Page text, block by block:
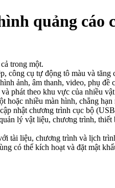
quảng cáo
trong một.
công cụ tự động tô màu và tăng
ảnh, âm thanh, video, phụ
phát theo khu vực của nhiều
hoặc nhiều màn hình, chẳng
nhật chương trình cục bộ
lý vật liệu, chương trình,
tài liệu, chương trình và lịch
có thể kích hoạt và đặt mật